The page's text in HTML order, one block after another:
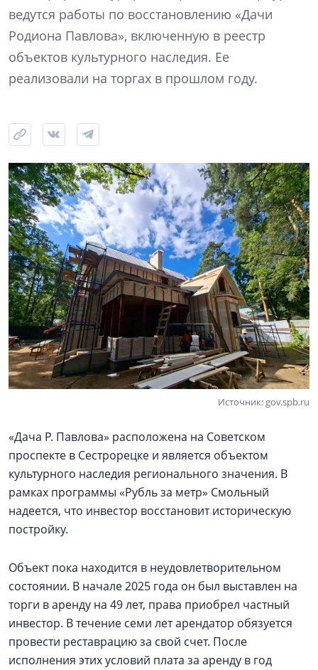
ведутся работы по восстановлению «Дачи
Родиона Павлова», включенную в реестр
объектов культурного наследия. Ее
реализовали на торгах в прошлом году.
Источник: gov.spb.ru
«Дача Р. Павлова» расположена на Советском
проспекте в Сестрорецке и является объектом
культурного наследия регионального значения. В
рамках программы «Рубль за метр» Смольный
надеется, что инвестор восстановит историческую
постройку.
Объект пока находится в неудовлетворительном
состоянии. В начале 2025 года он был выставлен на
торги в аренду на 49 лет, права приобрел частный
инвестор. В течение семи лет арендатор обязуется
провести реставрацию за свой счет. После
исполнения этих условий плата за аренду в год